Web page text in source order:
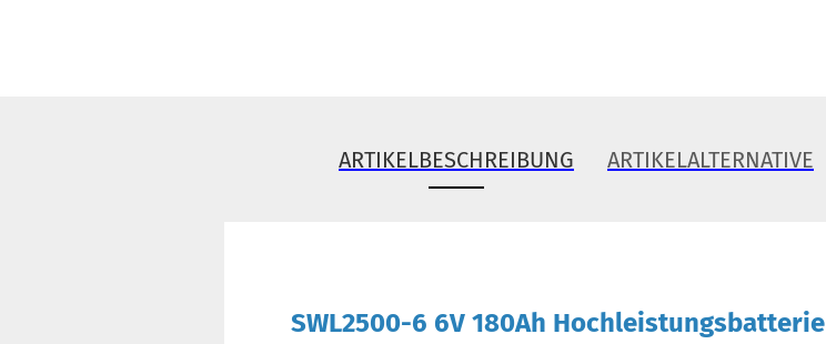
ARTIKELBESCHREIBUNG ARTIKELALTERNATIVE
SWL2500-6 6V 180Ah Hochleistungsbatterie